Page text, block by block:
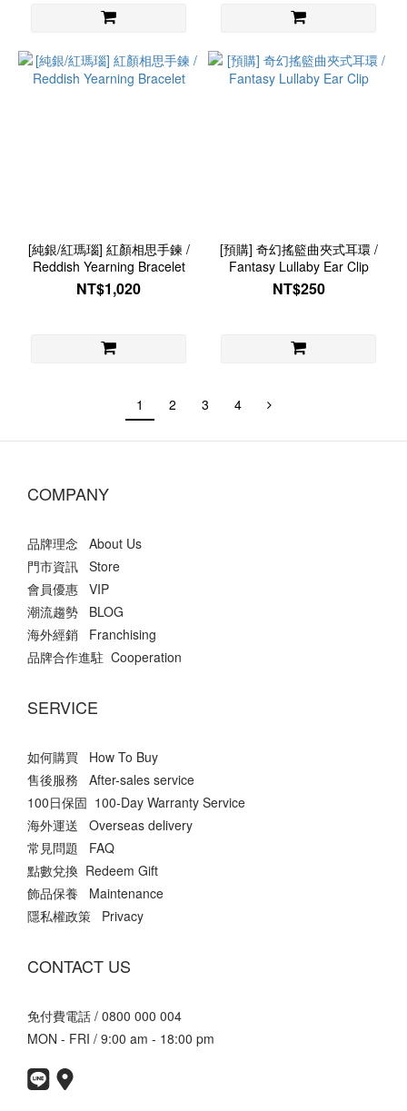
[純銀/紅瑪瑙] 紅顏相思手鍊 /
Reddish Yearning Bracelet
NT$1,020
[預購] 奇幻搖籃曲夾式耳環 /
Fantasy Lullaby Ear Clip
NT$250
1 2 3 4
COMPANY
品牌理念 About Us
門市資訊 Store
會員優惠 VIP
潮流趨勢 BLOG
海外經銷 Franchising
品牌合作進駐 Cooperation
SERVICE
如何購買 How To Buy
售後服務 After-sales service
100日保固 100-Day Warranty Service
海外運送 Overseas delivery
常見問題 FAQ
點數兌換 Redeem Gift
飾品保養 Maintenance
隱私權政策 Privacy
CONTACT US
免付費電話 / 0800 000 004
MON - FRI / 9:00 am - 18:00 pm